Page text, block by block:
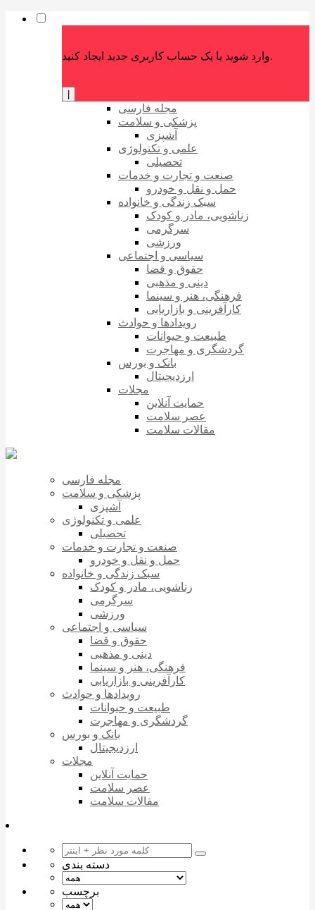
وارد شوید یا یک حساب کاربری جدید ایجاد کنید.
مجله فارسی
پزشکی و سلامت
آشپزی
علمی و تکنولوژی
تحصیلی
صنعت و تجارت و خدمات
حمل و نقل و خودرو
سبک زندگی و خانواده
زناشویی، مادر و کودک
سرگرمی
ورزشی
سیاسی و اجتماعی
حقوق و قضا
دینی و مذهبی
فرهنگی، هنر و سینما
کارآفرینی و بازاریابی
رویدادها و حوادث
طبیعت و حیوانات
گردشگری و مهاجرت
بانک و بورس
ارزدیجیتال
مجلات
حمایت آنلاین
عصر سلامت
مقالات سلامت
مجله فارسی
پزشکی و سلامت
آشپزی
علمی و تکنولوژی
تحصیلی
صنعت و تجارت و خدمات
حمل و نقل و خودرو
سبک زندگی و خانواده
زناشویی، مادر و کودک
سرگرمی
ورزشی
سیاسی و اجتماعی
حقوق و قضا
دینی و مذهبی
فرهنگی، هنر و سینما
کارآفرینی و بازاریابی
رویدادها و حوادث
طبیعت و حیوانات
گردشگری و مهاجرت
بانک و بورس
ارزدیجیتال
مجلات
حمایت آنلاین
عصر سلامت
مقالات سلامت
دسته بندی
برچسب